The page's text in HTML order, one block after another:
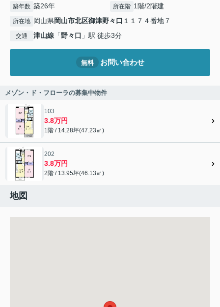
築年数 築26年 所在階 1階/2階建
所在地 岡山県岡山市北区御津野々口 １１７４番地７
交通 津山線 「野々口 」駅 徒歩3分
無料 お問い合わせ
メゾン・ド・フローラの募集中物件
103
3.8万円
1階 / 14.28坪(47.23㎡)
202
3.8万円
2階 / 13.95坪(46.13㎡)
地図